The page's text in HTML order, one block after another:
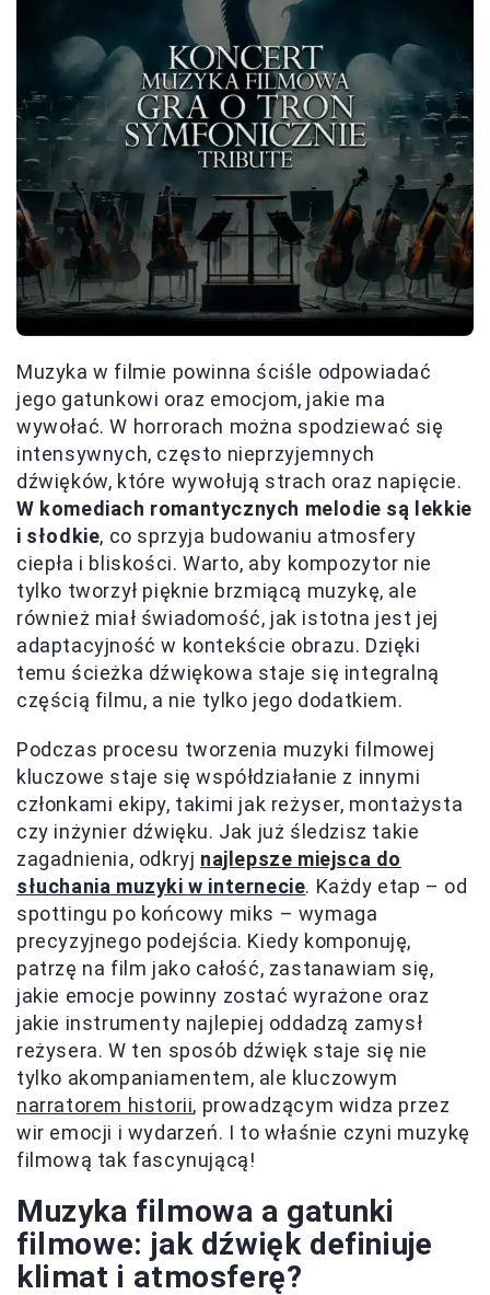
Muzyka w filmie powinna ściśle odpowiadać
jego gatunkowi oraz emocjom, jakie ma
wywołać. W horrorach można spodziewać się
intensywnych, często nieprzyjemnych
dźwięków, które wywołują strach oraz napięcie.
W komediach romantycznych melodie są lekkie
i słodkie, co sprzyja budowaniu atmosfery
ciepła i bliskości. Warto, aby kompozytor nie
tylko tworzył pięknie brzmiącą muzykę, ale
również miał świadomość, jak istotna jest jej
adaptacyjność w kontekście obrazu. Dzięki
temu ścieżka dźwiękowa staje się integralną
częścią filmu, a nie tylko jego dodatkiem.
Podczas procesu tworzenia muzyki filmowej
kluczowe staje się współdziałanie z innymi
członkami ekipy, takimi jak reżyser, montażysta
czy inżynier dźwięku. Jak już śledzisz takie
zagadnienia, odkryj najlepsze miejsca do
słuchania muzyki w internecie. Każdy etap – od
spottingu po końcowy miks – wymaga
precyzyjnego podejścia. Kiedy komponuję,
patrzę na film jako całość, zastanawiam się,
jakie emocje powinny zostać wyrażone oraz
jakie instrumenty najlepiej oddadzą zamysł
reżysera. W ten sposób dźwięk staje się nie
tylko akompaniamentem, ale kluczowym
narratorem historii, prowadzącym widza przez
wir emocji i wydarzeń. I to właśnie czyni muzykę
filmową tak fascynującą!
Muzyka filmowa a gatunki
filmowe: jak dźwięk definiuje
klimat i atmosferę?